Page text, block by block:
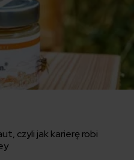
czyli jak karierę robi